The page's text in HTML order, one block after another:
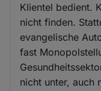
Klientel bedient.
nicht finden.
evangelische
fast
nicht unter, auch